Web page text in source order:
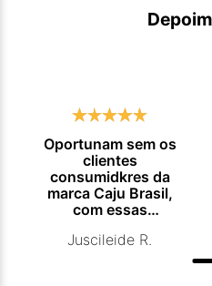
Oportunam sem os
clientes
consumidkres da
marca Caju Brasil,
com essas
promocionais de
Juscileide R.